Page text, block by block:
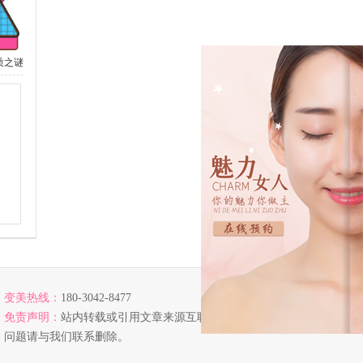
之谜
变美热线： 180-3042-8477
免责声明： 站内转载或引用文章来源互联网，若涉及版权
问题请与我们联系删除。